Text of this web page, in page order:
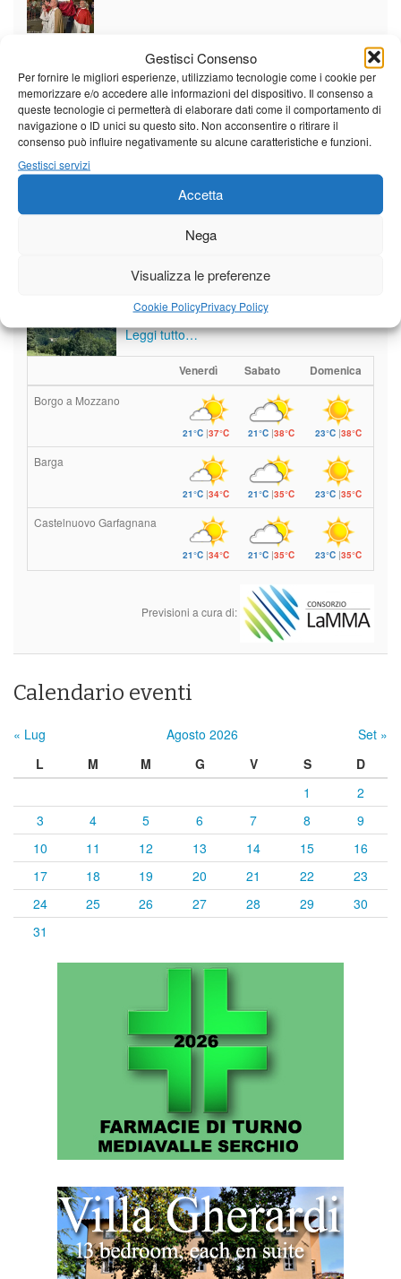
Gestisci Consenso
Per fornire le migliori esperienze, utilizziamo tecnologie come i cookie per
memorizzare e/o accedere alle informazioni del dispositivo. Il consenso a
queste tecnologie ci permetterà di elaborare dati come il comportamento di
navigazione o ID unici su questo sito. Non acconsentire o ritirare il
consenso può influire negativamente su alcune caratteristiche e funzioni.
Gestisci servizi
Accetta
Nega
Visualizza le preferenze
Cookie PolicyPrivacy Policy
Partite le Piazzette 2026
Vedi tutti i servizi
al di sopra delle medie stagionali
Leggi tutto…
Venerdì Sabato Domenica
Borgo a Mozzano
21°C|37°C 21°C|38°C 23°C |38°C
Barga
21°C|34°C 21°C|35°C 23°C |35°C
Castelnuovo Garfagnana
21°C|34°C 21°C|35°C 23°C |35°C
Previsioni a cura di:
Calendario eventi
« Lug Agosto 2026
Set »
L
M M G V S
D
1
2
3
4 5 6 7 8
9
10
11 12 13 14 15
16
17
18 19 20 21 22
23
24
25 26 27 28 29
30
31